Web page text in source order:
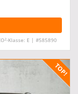
2-Klasse: E | #585890